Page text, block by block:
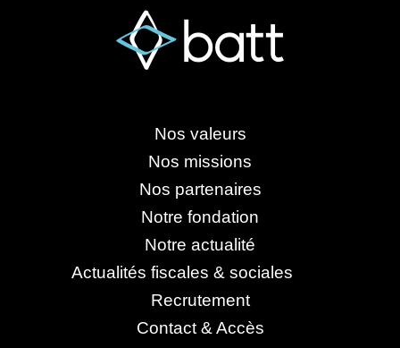
Nos valeurs
Nos missions
Nos partenaires
Notre fondation
Notre actualité
Actualités fiscales & sociales
Recrutement
Contact & Accès